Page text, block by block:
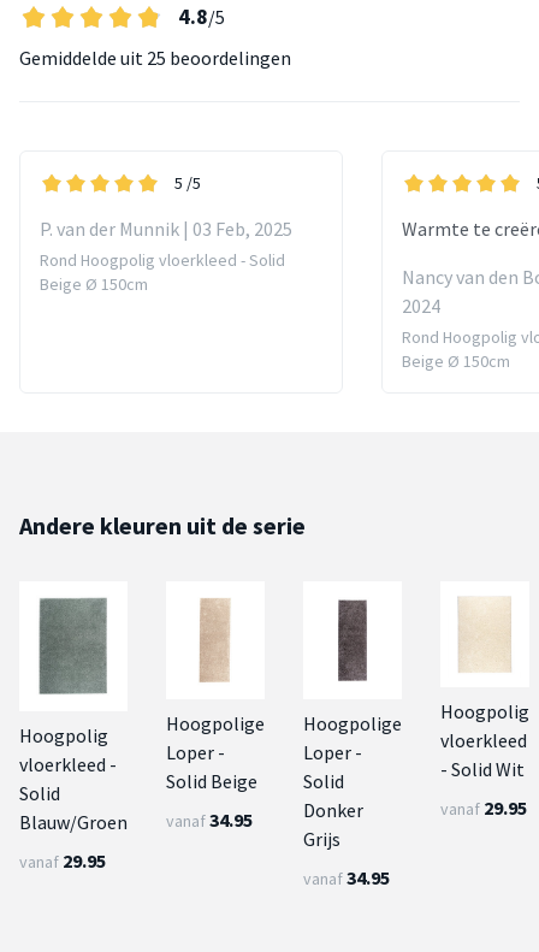
4.8/5
Gemiddelde uit 25 beoordelingen
5 /5
P. van der Munnik | 03 Feb, 2025
Rond Hoogpolig vloerkleed - Solid
Beige Ø 150cm
Warmte te
Nancy van den
2024
Rond Hoogpolig
Beige Ø 150cm
Andere kleuren uit de serie
Hoogpolig
vloerkleed -
Solid
Blauw/Groen
vanaf 29.95
Hoogpolige
Loper -
Solid Beige
vanaf34.95
Hoogpolige
Loper -
Solid
Donker
Grijs
vanaf34.95
Hoogpolig
vloerkleed
- Solid Wit
vanaf 29.95